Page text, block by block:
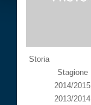
Storia
Stagione
2014/2015
2013/2014